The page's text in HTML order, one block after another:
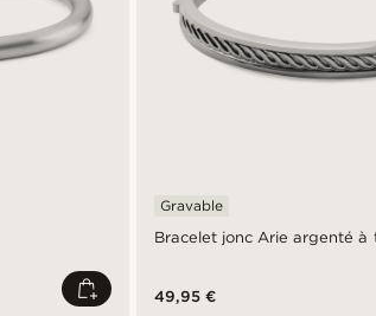
Bracelet jonc Arie argenté à
Gravable
49,95 €